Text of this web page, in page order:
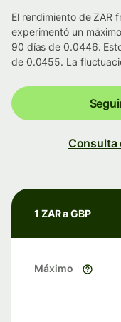
El rendimiento de ZAR
experimentó un
90 días de 0.0446.
de 0.0455. La
Consulta
1 ZAR a GBP
Máximo